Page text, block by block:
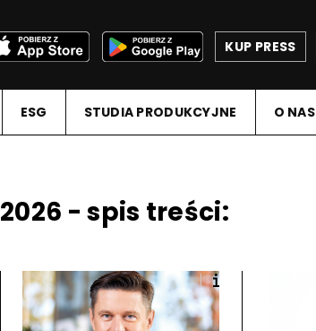
KUP PRESS
ESG STUDIA PRODUKCYJNE O NAS
2026 - spis treści: